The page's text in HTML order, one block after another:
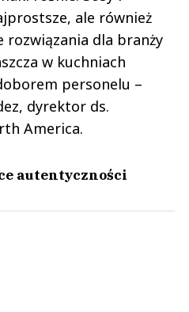
dla branży
w kuchniach
personelu –
dyrektor ds.
America.